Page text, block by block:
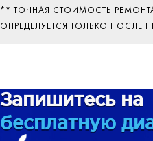
ремонт
устройства.
** ТОЧНАЯ СТОИМОСТЬ
ОПРЕДЕЛЯЕТСЯ ТОЛЬКО ПОСЛЕ
Запишитесь на
бесплатную